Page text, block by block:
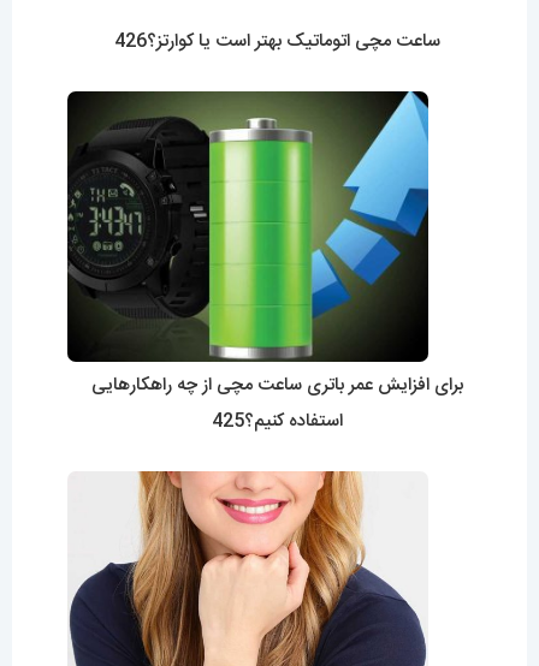
ساعت مچی اتوماتیک بهتر است یا کوارتز؟426
برای افزایش عمر باتری ساعت مچی از چه راهکارهایی
استفاده کنیم؟425